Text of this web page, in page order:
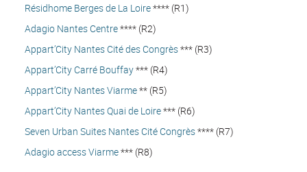
Résidhome Berges de La Loire**** (R1)
Adagio Nantes Centre**** (R2)
Appart’City Nantes Cité des Congrès*** (R3)
Appart’City Carré Bouffay*** (R4)
Appart’City Nantes Viarme** (R5)
Appart’City Nantes Quai de Loire*** (R6)
Seven Urban Suites Nantes Cité Congrès**** (R7)
Adagio access Viarme*** (R8)